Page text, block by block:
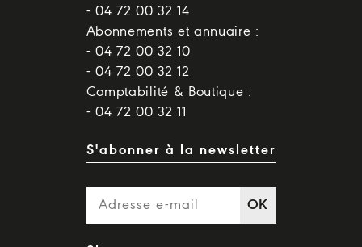
- 04 72 00 32 14
Abonnements et annuaire :
- 04 72 00 32 10
- 04 72 00 32 12
Comptabilité & Boutique :
- 04 72 00 32 11
S'abonner à la newsletter
OK